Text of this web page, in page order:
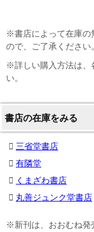
※書店によって在庫の
ので、ご了承ください。
※詳しい購入方法は、
い。
書店の在庫をみる
三省堂書店
有隣堂
くまざわ書店
丸善ジュンク堂書店
※新刊は、おおむね発